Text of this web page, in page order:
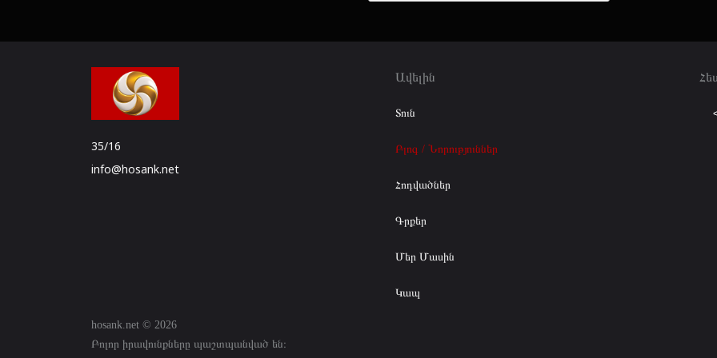
35/16
info@hosank.net
Ավելին
Տուն
Բլոգ / Նորություններ
Հոդվածներ
Գրքեր
Մեր Մասին
Կապ
hosank.net © 2026
Բոլոր իրավունքները պաշտպանված են։